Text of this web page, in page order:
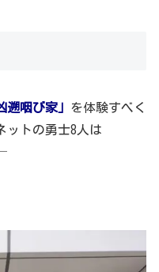
遡咽び家」 を体験すべく
ットの勇士8人は